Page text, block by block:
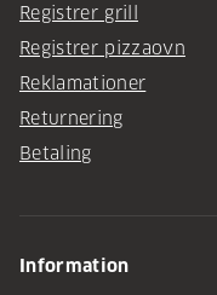
Registrer grill
Registrer pizzaovn
Reklamationer
Returnering
Betaling
Information